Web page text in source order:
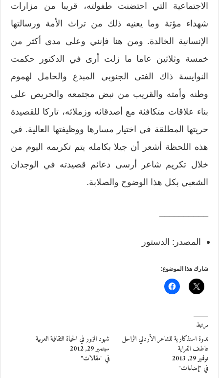
الاجتماعية التي احتضنت طفولته، قريبا من مزارات
شهداء مؤتة وما يعنيه ذلك من تراث الأمة ورسالتها
الإنسانية الخالدة. ومن هنا فإنني وعلى مدى أكثر من
خمسة وثلاثين عاما ما زلت أرى في الدكتور حكمت
النوايسة ذاك الفتى الجنوبي المبدع والحامل لهموم
وطنه وأمته والقريب من نبض مجتمعه والحريص على
بناء علاقات متكافئة مع أصدقائه وزملائه، تاركا للقصيدة
حريتها المطلقة في اختيار مسارها ووظيفتها العالية. في
هذه اللحظة أشعر أن جيلا بكامله يتم تكريمه اليوم من
خلال تكريم شاعر أرسى دعائم قصيدته في الوجدان
الشعبي بكل هذا الوضوح والصلابة.
المصدر: الدستور
شارك هذا الموضوع:
مرتبط
ندوة استذكارية للشاعر الأردني الراحل
عاطف الفراية
نوفمبر 29, 2013
في "إضاءات"
شهود الزور في الحياة الثقافية العربية
سبتمبر 29, 2012
في "مقالات"